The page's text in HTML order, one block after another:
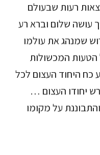
רעות שבעולם
עושה שלום וברא רע
שמנהג את עולמו
הטעות המכשולות
כח היחוד העצום לכל
יחודו העצום …
על מקומו